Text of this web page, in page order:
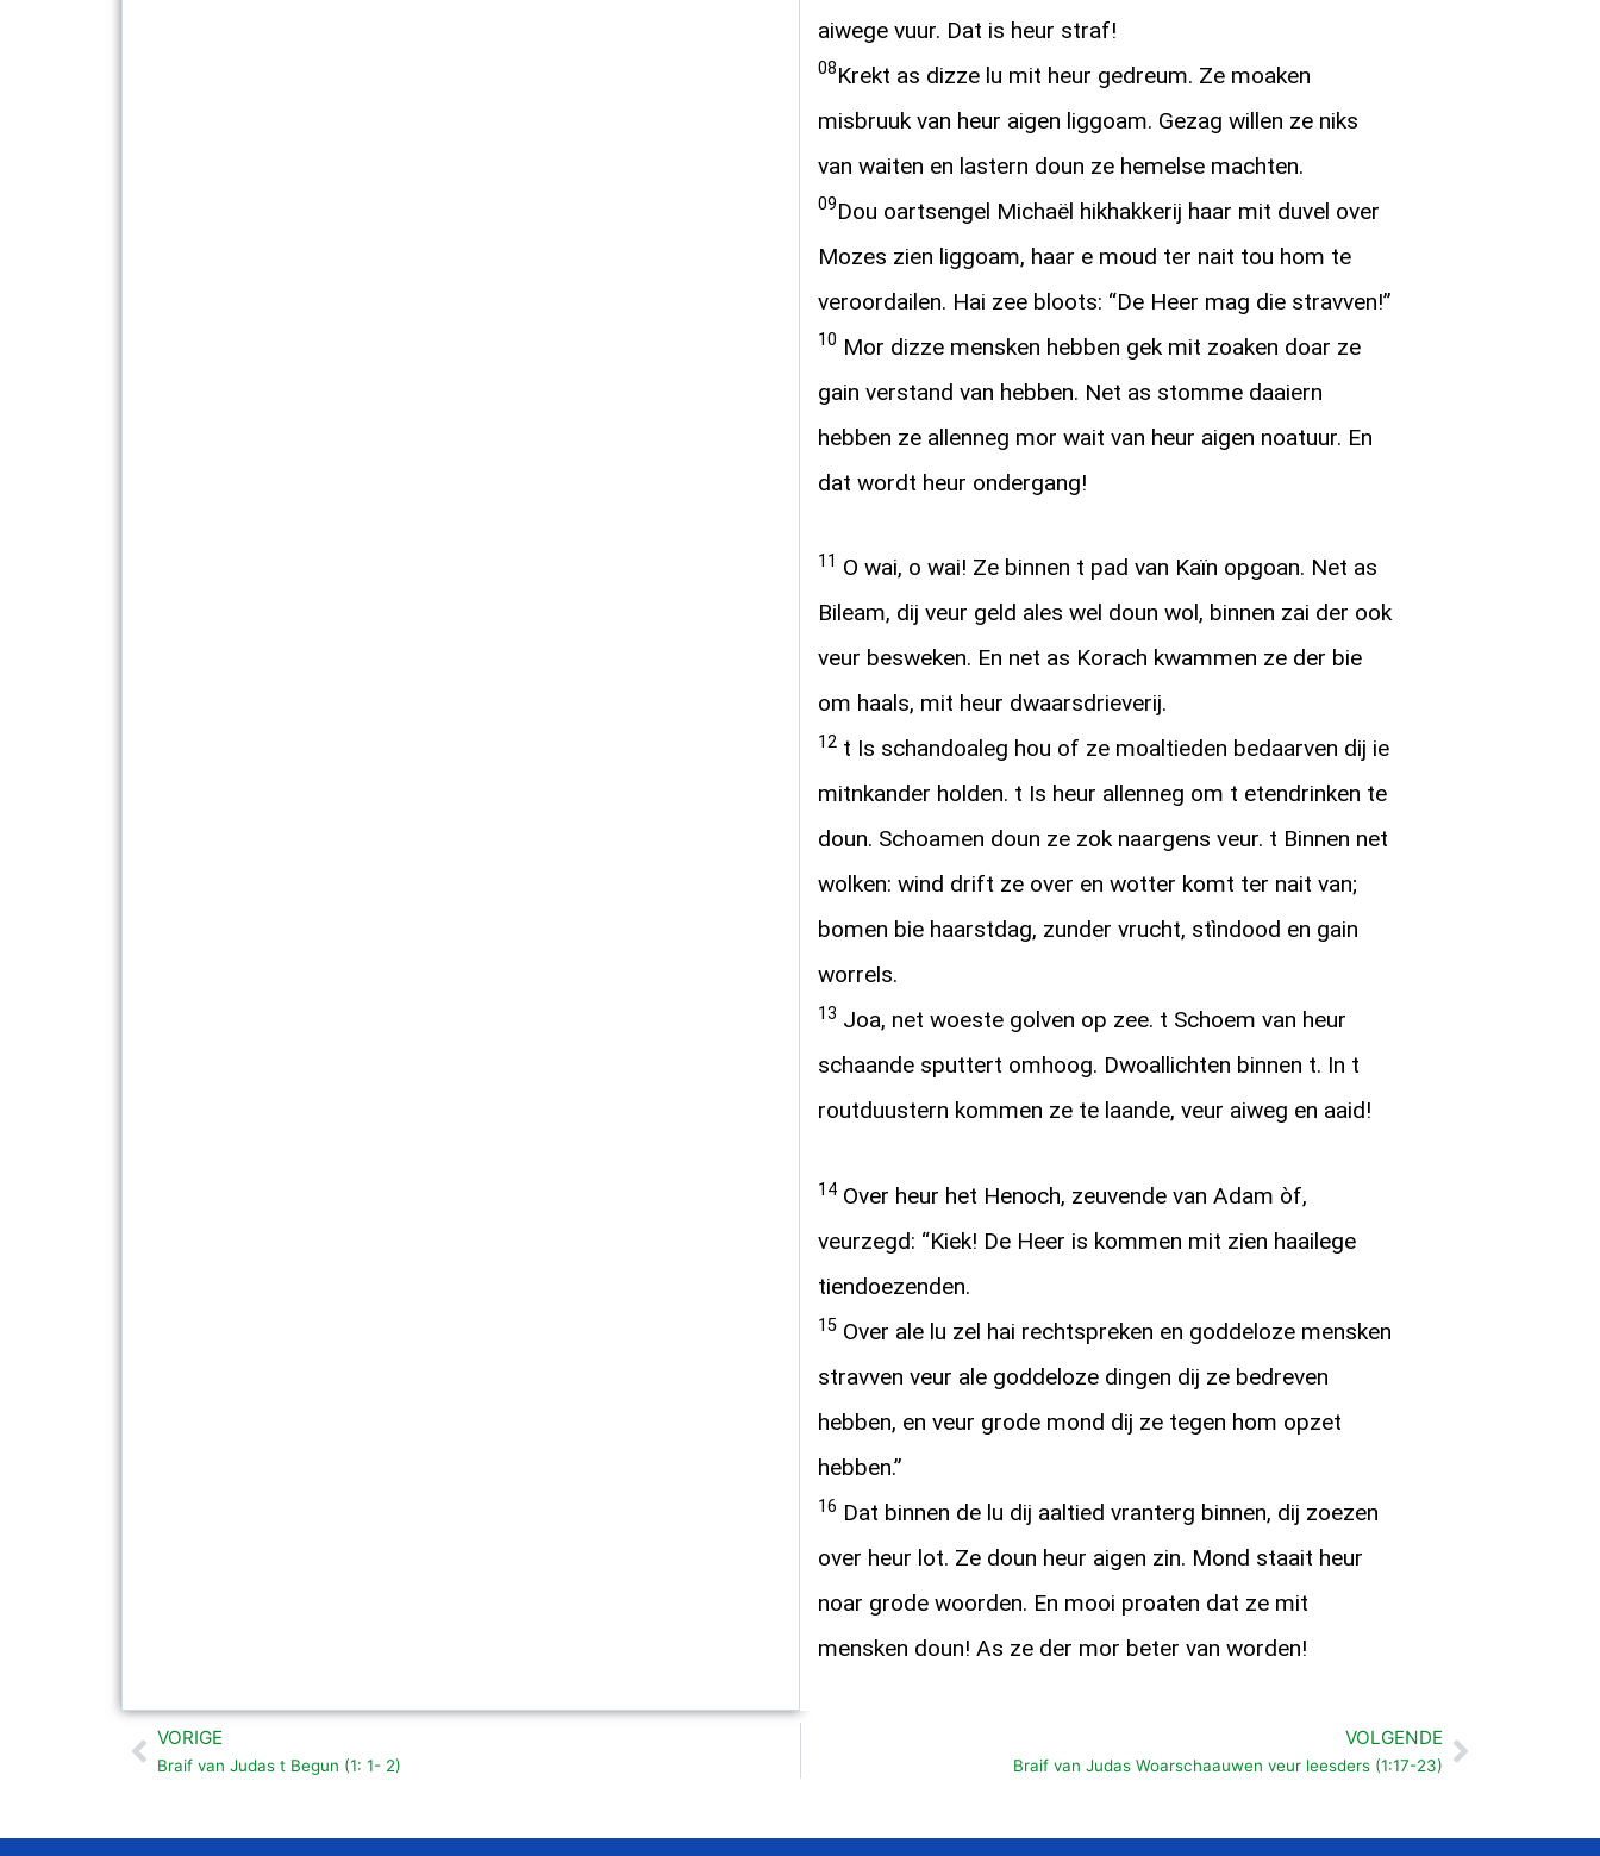
aiwege vuur. Dat is heur straf!
08Krekt as dizze lu mit heur gedreum. Ze moaken
misbruuk van heur aigen liggoam. Gezag willen ze niks
van waiten en lastern doun ze hemelse machten.
09Dou oartsengel Michaël hikhakkerij haar mit duvel over
Mozes zien liggoam, haar e moud ter nait tou hom te
veroordailen. Hai zee bloots: “De Heer mag die stravven!”
10 Mor dizze mensken hebben gek mit zoaken doar ze
gain verstand van hebben. Net as stomme daaiern
hebben ze allenneg mor wait van heur aigen noatuur. En
dat wordt heur ondergang!
11 O wai, o wai! Ze binnen t pad van Kaïn opgoan. Net as
Bileam, dij veur geld ales wel doun wol, binnen zai der ook
veur besweken. En net as Korach kwammen ze der bie
om haals, mit heur dwaarsdrieverij.
12 t Is schandoaleg hou of ze moaltieden bedaarven dij ie
mitnkander holden. t Is heur allenneg om t etendrinken te
doun. Schoamen doun ze zok naargens veur. t Binnen net
wolken: wind drift ze over en wotter komt ter nait van;
bomen bie haarstdag, zunder vrucht, stìndood en gain
worrels.
13 Joa, net woeste golven op zee. t Schoem van heur
schaande sputtert omhoog. Dwoallichten binnen t. In t
routduustern kommen ze te laande, veur aiweg en aaid!
14 Over heur het Henoch, zeuvende van Adam òf,
veurzegd: “Kiek! De Heer is kommen mit zien haailege
tiendoezenden.
15 Over ale lu zel hai rechtspreken en goddeloze mensken
stravven veur ale goddeloze dingen dij ze bedreven
hebben, en veur grode mond dij ze tegen hom opzet
hebben.”
16 Dat binnen de lu dij aaltied vranterg binnen, dij zoezen
over heur lot. Ze doun heur aigen zin. Mond staait heur
noar grode woorden. En mooi proaten dat ze mit
mensken doun! As ze der mor beter van worden!
Vorige
VORIGE
Braif van Judas t Begun (1: 1- 2)
VOLGENDE
Braif van Judas Woarschaauwen veur leesders (1:17-23)Volgende